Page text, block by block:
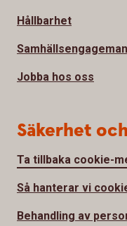
Hållbarhet
Jobba hos oss
Säkerhet
Ta tillbaka cookie-
Så hanterar vi
Behandling av